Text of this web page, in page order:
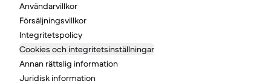
Användarvillkor
Försäljningsvillkor
Integritetspolicy
Cookies och integritetsinställningar
Annan rättslig information
Juridisk information